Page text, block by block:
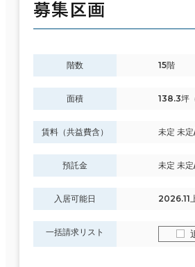
募集区画
階数 15階
面積 138.3坪
賃料（共益費含） 未定 未
預託金 未定 未
入居可能日 2026.11
一括請求リスト